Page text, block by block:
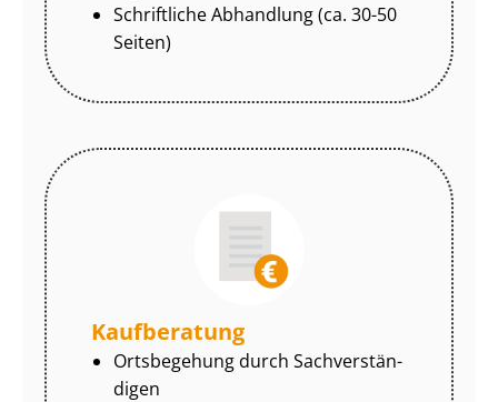
Schriftliche Abhandlung (ca. 30-50
Seiten)
Kaufberatung
Ortsbegehung durch Sach­ver­stän­
di­gen